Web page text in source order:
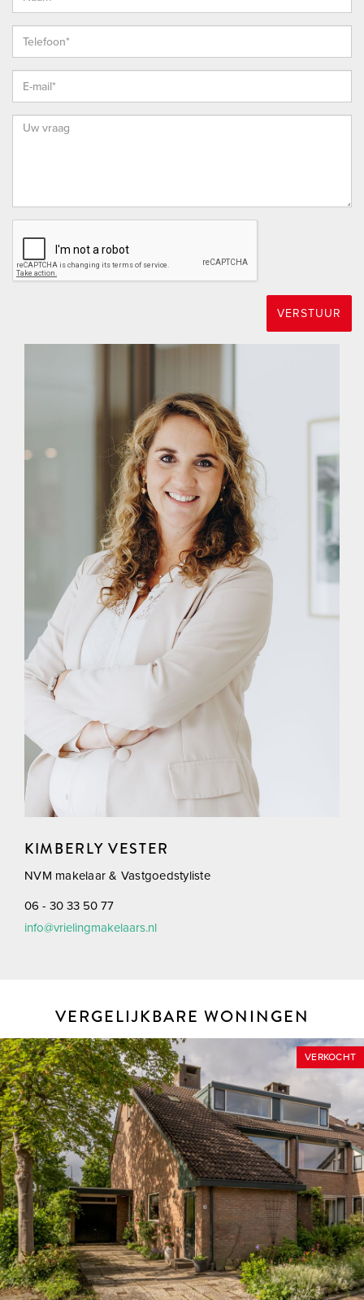
en bekijk onze website voor aanvullende informatie over ons
kantoor en onze werkwijze.
EIGEN NVM MAKELAAR
Vrieling Makelaars behartigt de belangen van de verkopende
partij. Wij adviseren je daarom bij de aankoop van een
TOT SLOT
Deze presentatie is met zorg samengesteld op basis van de
bij Vrieling Makelaars beschikbare informatie, waaronder
gegevens afkomstig van de verkoper, openbare bronnen en
overige beschikbare documentatie. Desondanks kan niet
worden uitgesloten dat de inhoud onvolledig of onjuist is. Aan
deze presentatie kunnen geen rechten worden ontleend.
nodig aanvullend onderzoek te laten verrichten, in het
bijzonder bij zaken die voor koper essentieel zijn bij de
aankoopbeslissing, zoals onder meer juridische rechten,
bouwkundige staat, bestemmingsplan- en
gebruiksmogelijkheden. Opgegeven maten en oppervlakten
zijn indicatief en gemeten conform de geldende
meetinstructie. Indien voor koper onzekerheden bestaan,
adviseren wij deze vóór het uitbrengen van een bod te
THUIS IN DE REGIO, THUIS IN DE STAD
DÉ MAKELAAR VOOR DE HOEKSCHE WAARD &
ROTTERDAM
VERSTUUR
KIMBERLY VESTER
NVM makelaar & Vastgoedstyliste
06 - 30 33 50 77
info@vrielingmakelaars.nl
VERGELIJKBARE WONINGEN
VERKOCHT